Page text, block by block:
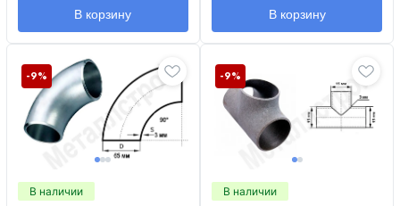
В корзину В корзину
В наличии
-9%
В наличии
-9%